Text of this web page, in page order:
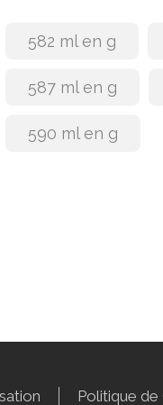
582 ml en g
587 ml en g
590 ml en g
Politique